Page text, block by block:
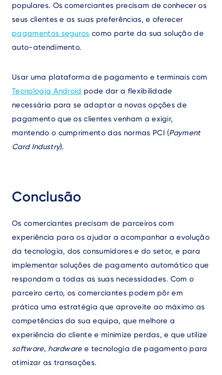
populares. Os comerciantes precisam de conhecer os
seus clientes e as suas preferências, e oferecer
pagamentos seguros como parte da sua solução de
auto-atendimento.
Usar uma plataforma de pagamento e terminais com
Tecnologia Android pode dar a flexibilidade
necessária para se adaptar a novas opções de
pagamento que os clientes venham a exigir,
mantendo o cumprimento das normas PCI (Payment
Card Industry).
Conclusão
Os comerciantes precisam de parceiros com
experiência para os ajudar a acompanhar a evolução
da tecnologia, dos consumidores e do setor, e para
implementar soluções de pagamento automático que
respondam a todas as suas necessidades. Com o
parceiro certo, os comerciantes podem pôr em
prática uma estratégia que aproveite ao máximo as
competências da sua equipa, que melhore a
experiência do cliente e minimize perdas, e que utilize
software, hardwaree tecnologia de pagamento para
otimizar as transações.